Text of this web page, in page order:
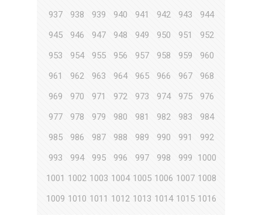
937
938 939 940 941 942 943
944
945
946 947 948 949 950 951
952
953
954 955 956 957 958 959
960
961
962 963 964 965 966 967
968
969
970 971 972 973 974 975
976
977
978 979 980 981 982 983
984
985
986 987 988 989 990 991
992
993
994 995 996 997 998 999
1000
1001 1002 1003 1004 1005 1006 1007 1008
1009 1010 1011 1012 1013 1014 1015 1016